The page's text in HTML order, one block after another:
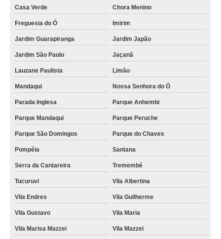
Casa Verde Chora Menino
Freguesia do Ó Imirim
Jardim Guarapiranga Jardim Japão
Jardim São Paulo Jaçanã
Lauzane Paulista Limão
Mandaqui Nossa Senhora do Ó
Parada Inglesa Parque Anhembi
Parque Mandaqui Parque Peruche
Parque São Domingos Parque do Chaves
Pompéia Santana
Serra da Cantareira Tremembé
Tucuruvi Vila Albertina
Vila Endres Vila Guilherme
Vila Gustavo Vila Maria
Vila Marisa Mazzei Vila Mazzei